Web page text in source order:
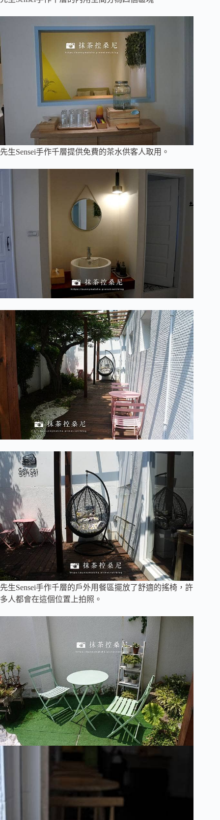
先生Sensei手作千層提供免費的茶水供客人取用。
先生Sensei手作千層的戶外用餐區擺放了舒適的搖椅，許
多人都會在這個位置上拍照。